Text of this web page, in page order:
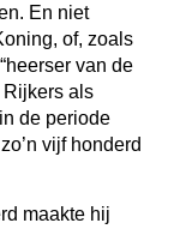
En niet
of, zoals
van de
Rijkers als
de periode
vijf honderd
maakte hij